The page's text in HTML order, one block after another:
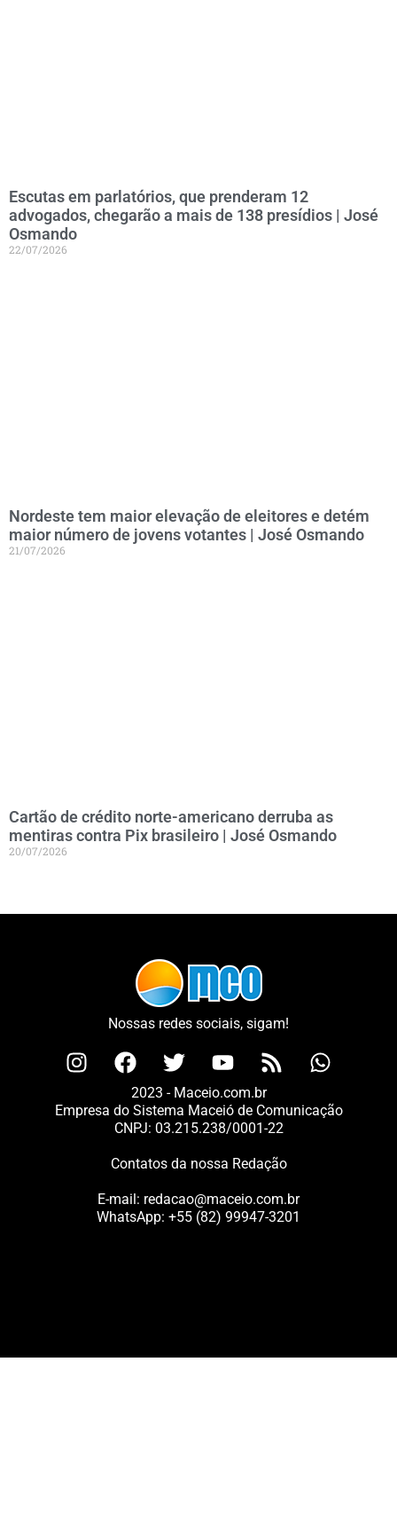
Escutas em parlatórios, que prenderam 12
advogados, chegarão a mais de 138 presídios | José
Osmando
22/07/2026
Nordeste tem maior elevação de eleitores e detém
maior número de jovens votantes | José Osmando
21/07/2026
Cartão de crédito norte-americano derruba as
mentiras contra Pix brasileiro | José Osmando
20/07/2026
Nossas redes sociais, sigam!
2023 - Maceio.com.br
Empresa do Sistema Maceió de Comunicação
CNPJ: 03.215.238/0001-22
Contatos da nossa Redação
E-mail: redacao@maceio.com.br
WhatsApp: +55 (82) 99947-3201